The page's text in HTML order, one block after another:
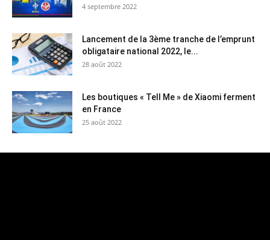
4 septembre 2022
Lancement de la 3ème tranche de l’emprunt
obligataire national 2022, le...
28 août 2022
Les boutiques « Tell Me » de Xiaomi ferment
en France
25 août 2022